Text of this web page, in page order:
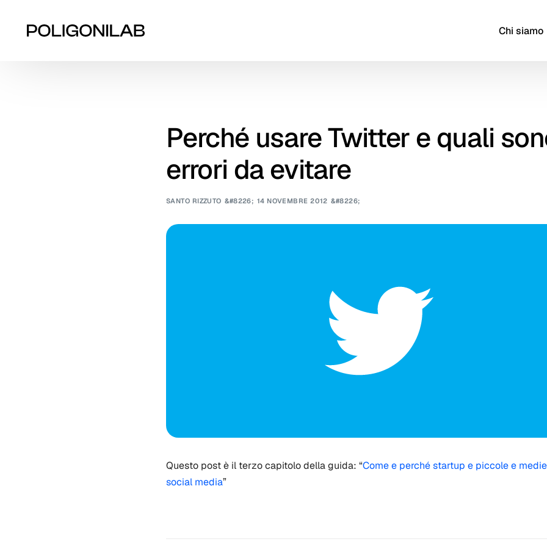
Chi siamo
Perché usare Twitter e quali
errori da evitare
SANTO RIZZUTO 14 NOVEMBRE 2012
Questo post è il terzo capitolo della guida: “Come e perché startup e piccole e
social media”